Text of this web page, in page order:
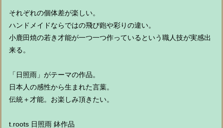
それぞれの個体差が楽しい。
ハンドメイドならではの飛び鉋や彩りの違い。
小鹿田焼の若き才能が一つ一つ作っているという職人技が実感出
来る。
「日照雨」がテーマの作品。
日本人の感性から生まれた言葉。
伝統＋才能。お楽しみ頂きたい。
t.roots 日照雨 鉢作品